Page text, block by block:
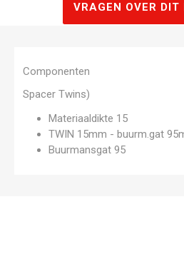
VRAGEN OVER DIT
Componenten
Spacer Twins)
Materiaaldikte 15
TWIN 15mm - buurm.gat
Buurmansgat 95